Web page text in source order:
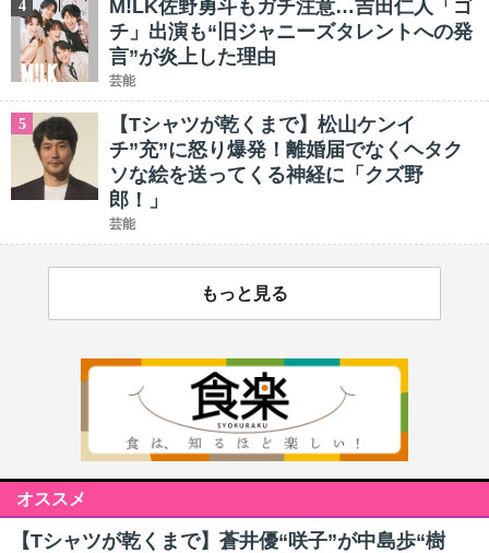
4
M!LK佐野勇斗もガチ注意…吉田仁人「ゴ
チ」出演も“旧ジャニーズタレントへの発
言”が炎上した理由
芸能
5
【Tシャツが乾くまで】松山ケンイ
チ”充”に怒り爆発！離婚届でなくヘタク
ソな絵を送ってくる神経に「クズ野
郎！」
芸能
もっと見る
オススメ
【Tシャツが乾くまで】蒼井優“咲子”が中島歩“樹